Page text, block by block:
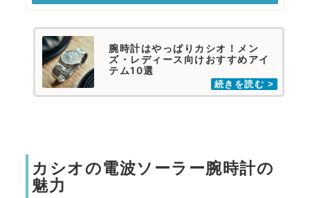
腕時計はやっぱりカシオ！メン
ズ・レディース向けおすすめアイ
テム10選
カシオの電波ソーラー腕時計の
魅力